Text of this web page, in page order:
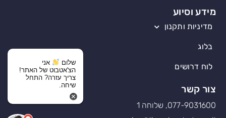
מידע וסיוע
מדיניות ותקנון
בלוג
לוח דרושים
צור קשר
077-9031600, שלוחה 1
שלום
אני
הצ'אטבוט של האתר!
צריך עזרה? התחל
שיחה.